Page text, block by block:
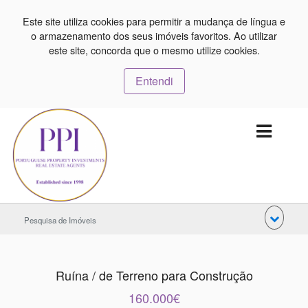
Este site utiliza cookies para permitir a mudança de língua e
o armazenamento dos seus imóveis favoritos. Ao utilizar
este site, concorda que o mesmo utilize cookies.
Entendi
Pesquisa de Imóveis
Ruína / de Terreno para Construção
160.000€